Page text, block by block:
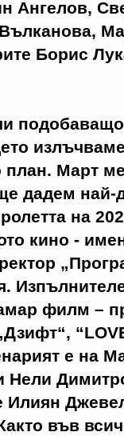
Ангелов,
Борис
Март
дадем най-
на
кино -
филм –
е на
Нели
Илиян
във